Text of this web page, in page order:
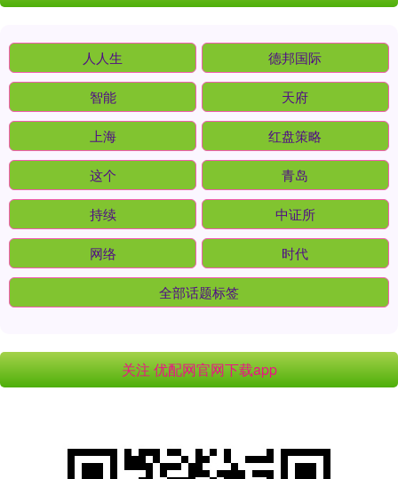
人人生 德邦国际
智能 天府
上海 红盘策略
这个 青岛
持续 中证所
网络 时代
全部话题标签
关注 优配网官网下载app